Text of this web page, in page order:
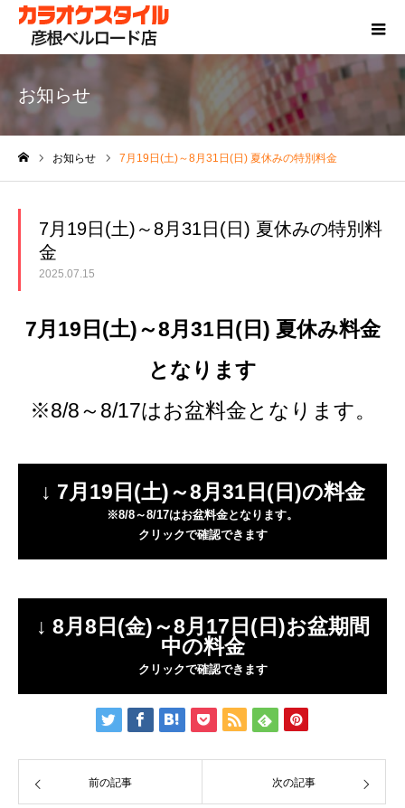
お知らせ
お知らせ 7月19日(土)～8月31日(日) 夏休みの特別料金
7月19日(土)～8月31日(日) 夏休みの特別料
金
2025.07.15
7月19日(土)～8月31日(日) 夏休み料金
となります
※8/8～8/17はお盆料金となります。
↓ 7月19日(土)～8月31日(日)の料金
※8/8～8/17はお盆料金となります。
クリックで確認できます
↓ 8月8日(金)～8月17日(日)お盆期間
中の料金
クリックで確認できます
前の記事 次の記事